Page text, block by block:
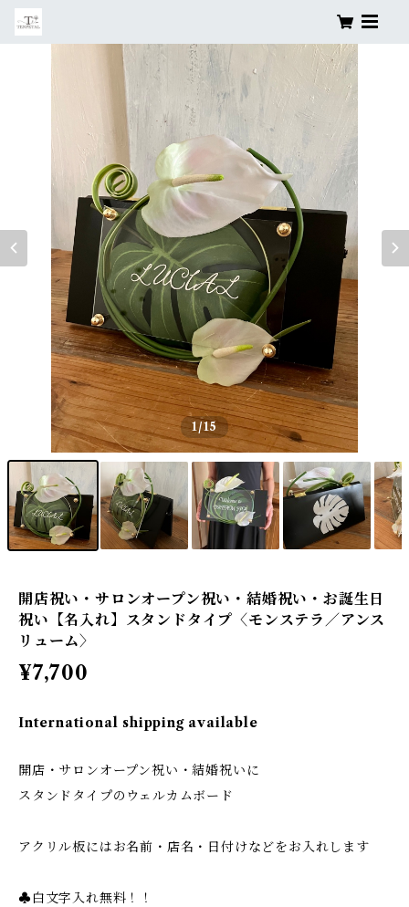
1/15
開店祝い・サロンオープン祝い・結婚祝い・お誕生日
祝い【名入れ】スタンドタイプ〈モンステラ／アンス
リューム〉
¥7,700
International shipping available
開店・サロンオープン祝い・結婚祝いに
スタンドタイプのウェルカムボード
アクリル板にはお名前・店名・日付けなどをお入れします
♣︎白文字入れ無料！！